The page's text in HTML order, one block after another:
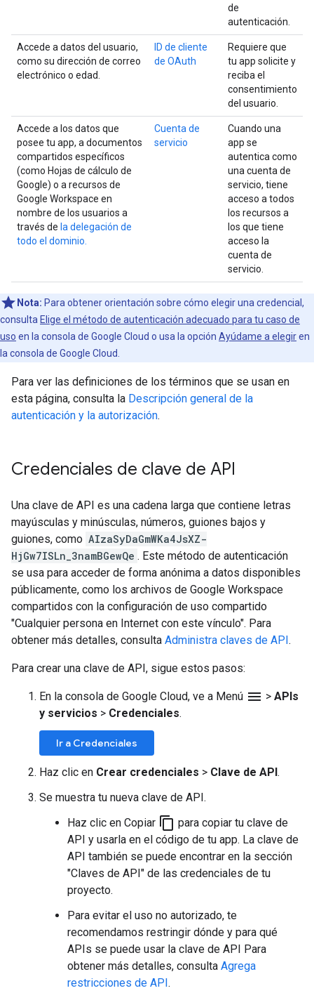
de
autenticación.
Accede a datos del usuario,
como su dirección de correo
electrónico o edad.
ID de cliente
de OAuth
Requiere que
tu app solicite y
reciba el
consentimiento
del usuario.
Accede a los datos que
posee tu app, a documentos
compartidos específicos
(como Hojas de cálculo de
Google) o a recursos de
Google Workspace en
nombre de los usuarios a
través de la delegación de
todo el dominio.
Cuenta de
servicio
Cuando una
app se
autentica como
una cuenta de
servicio, tiene
acceso a todos
los recursos a
los que tiene
acceso la
cuenta de
servicio.
Nota: Para obtener orientación sobre cómo elegir una credencial,
consulta Elige el método de autenticación adecuado para tu caso de
uso en la consola de Google Cloud o usa la opción Ayúdame a elegiren
la consola de Google Cloud.
Para ver las definiciones de los términos que se usan en
esta página, consulta la Descripción general de la
autenticación y la autorización.
Credenciales de clave de API
Una clave de API es una cadena larga que contiene letras
mayúsculas y minúsculas, números, guiones bajos y
guiones, como AIzaSyDaGmWKa4JsXZ-
HjGw7ISLn_3namBGewQe . Este método de autenticación
se usa para acceder de forma anónima a datos disponibles
públicamente, como los archivos de Google Workspace
compartidos con la configuración de uso compartido
"Cualquier persona en Internet con este vínculo". Para
obtener más detalles, consulta Administra claves de API.
Para crear una clave de API, sigue estos pasos:
En la consola de Google Cloud, ve a Menú menu > APIs
y servicios > Credenciales.
Ir a Credenciales
Haz clic en Crear credenciales > Clave de API.
Se muestra tu nueva clave de API.
Haz clic en Copiar content_copy para copiar tu clave de
API y usarla en el código de tu app. La clave de
API también se puede encontrar en la sección
"Claves de API" de las credenciales de tu
proyecto.
Para evitar el uso no autorizado, te
recomendamos restringir dónde y para qué
APIs se puede usar la clave de API Para
obtener más detalles, consulta Agrega
restricciones de API.